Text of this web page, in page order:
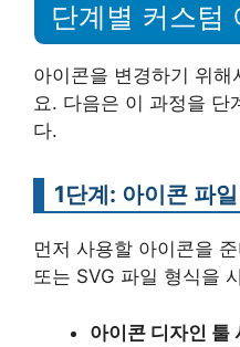
단계별 커스텀
아이콘을 변경하기 위해
요. 다음은 이 과정을 단
다.
1단계: 아이콘 파
먼저 사용할 아이콘을
또는 SVG 파일 형식을
아이콘 디자인 툴